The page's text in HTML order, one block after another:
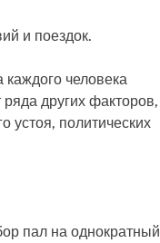
и поездок.
человека
других факторов,
устоя, политических
пал на однократный